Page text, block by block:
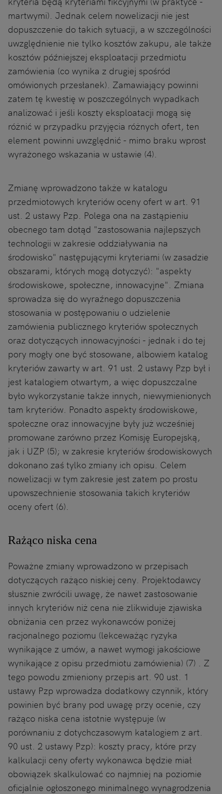
martwymi). Jednak celem nowelizacji nie jest
dopuszczenie do takich sytuacji, a w szczególności
uwzględnienie nie tylko kosztów zakupu, ale także
kosztów późniejszej eksploatacji przedmiotu
zamówienia (co wynika z drugiej spośród
omówionych przesłanek). Zamawiający powinni
zatem tę kwestię w poszczególnych wypadkach
analizować i jeśli koszty eksploatacji mogą się
różnić w przypadku przyjęcia różnych ofert, ten
element powinni uwzględnić - mimo braku wprost
wyrażonego wskazania w ustawie (4).
Zmianę wprowadzono także w katalogu
przedmiotowych kryteriów oceny ofert w art. 91
ust. 2 ustawy Pzp. Polega ona na zastąpieniu
obecnego tam dotąd "zastosowania najlepszych
technologii w zakresie oddziaływania na
środowisko" następującymi kryteriami (w zasadzie
obszarami, których mogą dotyczyć): "aspekty
środowiskowe, społeczne, innowacyjne". Zmiana
sprowadza się do wyraźnego dopuszczenia
stosowania w postępowaniu o udzielenie
zamówienia publicznego kryteriów społecznych
oraz dotyczących innowacyjności - jednak i do tej
pory mogły one być stosowane, albowiem katalog
kryteriów zawarty w art. 91 ust. 2 ustawy Pzp był i
jest katalogiem otwartym, a więc dopuszczalne
było wykorzystanie także innych, niewymienionych
tam kryteriów. Ponadto aspekty środowiskowe,
społeczne oraz innowacyjne były już wcześniej
promowane zarówno przez Komisję Europejską,
jak i UZP (5); w zakresie kryteriów środowiskowych
dokonano zaś tylko zmiany ich opisu. Celem
nowelizacji w tym zakresie jest zatem po prostu
upowszechnienie stosowania takich kryteriów
oceny ofert (6).
Rażąco niska cena
Poważne zmiany wprowadzono w przepisach
dotyczących rażąco niskiej ceny. Projektodawcy
słusznie zwrócili uwagę, że nawet zastosowanie
innych kryteriów niż cena nie zlikwiduje zjawiska
obniżania cen przez wykonawców poniżej
racjonalnego poziomu (lekceważąc ryzyka
wynikające z umów, a nawet wymogi jakościowe
wynikające z opisu przedmiotu zamówienia) (7) . Z
tego powodu zmieniony przepis art. 90 ust. 1
ustawy Pzp wprowadza dodatkowy czynnik, który
powinien być brany pod uwagę przy ocenie, czy
rażąco niska cena istotnie występuje (w
porównaniu z dotychczasowym katalogiem z art.
90 ust. 2 ustawy Pzp): koszty pracy, które przy
kalkulacji ceny oferty wykonawca będzie miał
obowiązek skalkulować co najmniej na poziomie
oficjalnie ogłoszonego minimalnego wynagrodzenia